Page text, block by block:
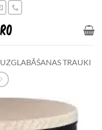
UZGLABĀŠANAS TRAUKI